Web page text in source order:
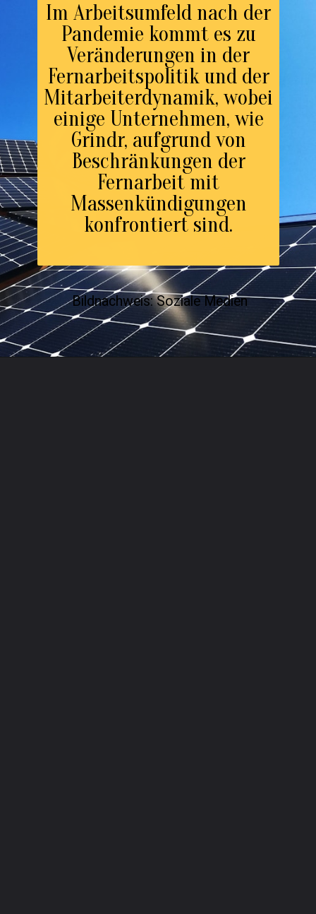
Im Arbeitsumfeld nach der
Pandemie kommt es zu
Veränderungen in der
Fernarbeitspolitik und der
Mitarbeiterdynamik, wobei
einige Unternehmen, wie
Grindr, aufgrund von
Beschränkungen der
Fernarbeit mit
Massenkündigungen
konfrontiert sind.
Bildnachweis: Soziale Medien